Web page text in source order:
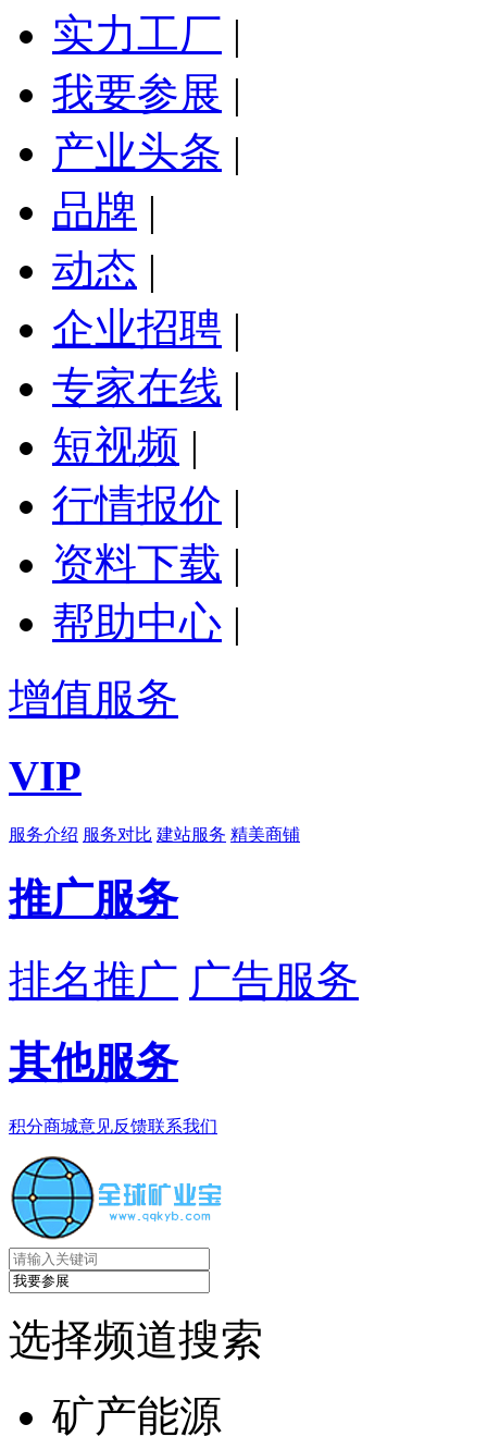
实力工厂 |
我要参展 |
产业头条 |
品牌 |
动态 |
企业招聘 |
专家在线 |
短视频 |
行情报价 |
资料下载 |
帮助中心 |
增值服务
VIP
服务介绍 服务对比 建站服务 精美商铺
推广服务
排名推广 广告服务
其他服务
积分商城意见反馈联系我们
选择频道搜索
矿产能源